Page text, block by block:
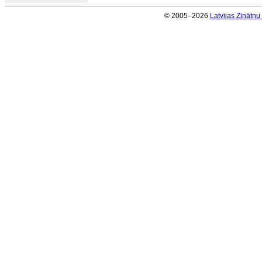
© 2005–2026 Latvijas